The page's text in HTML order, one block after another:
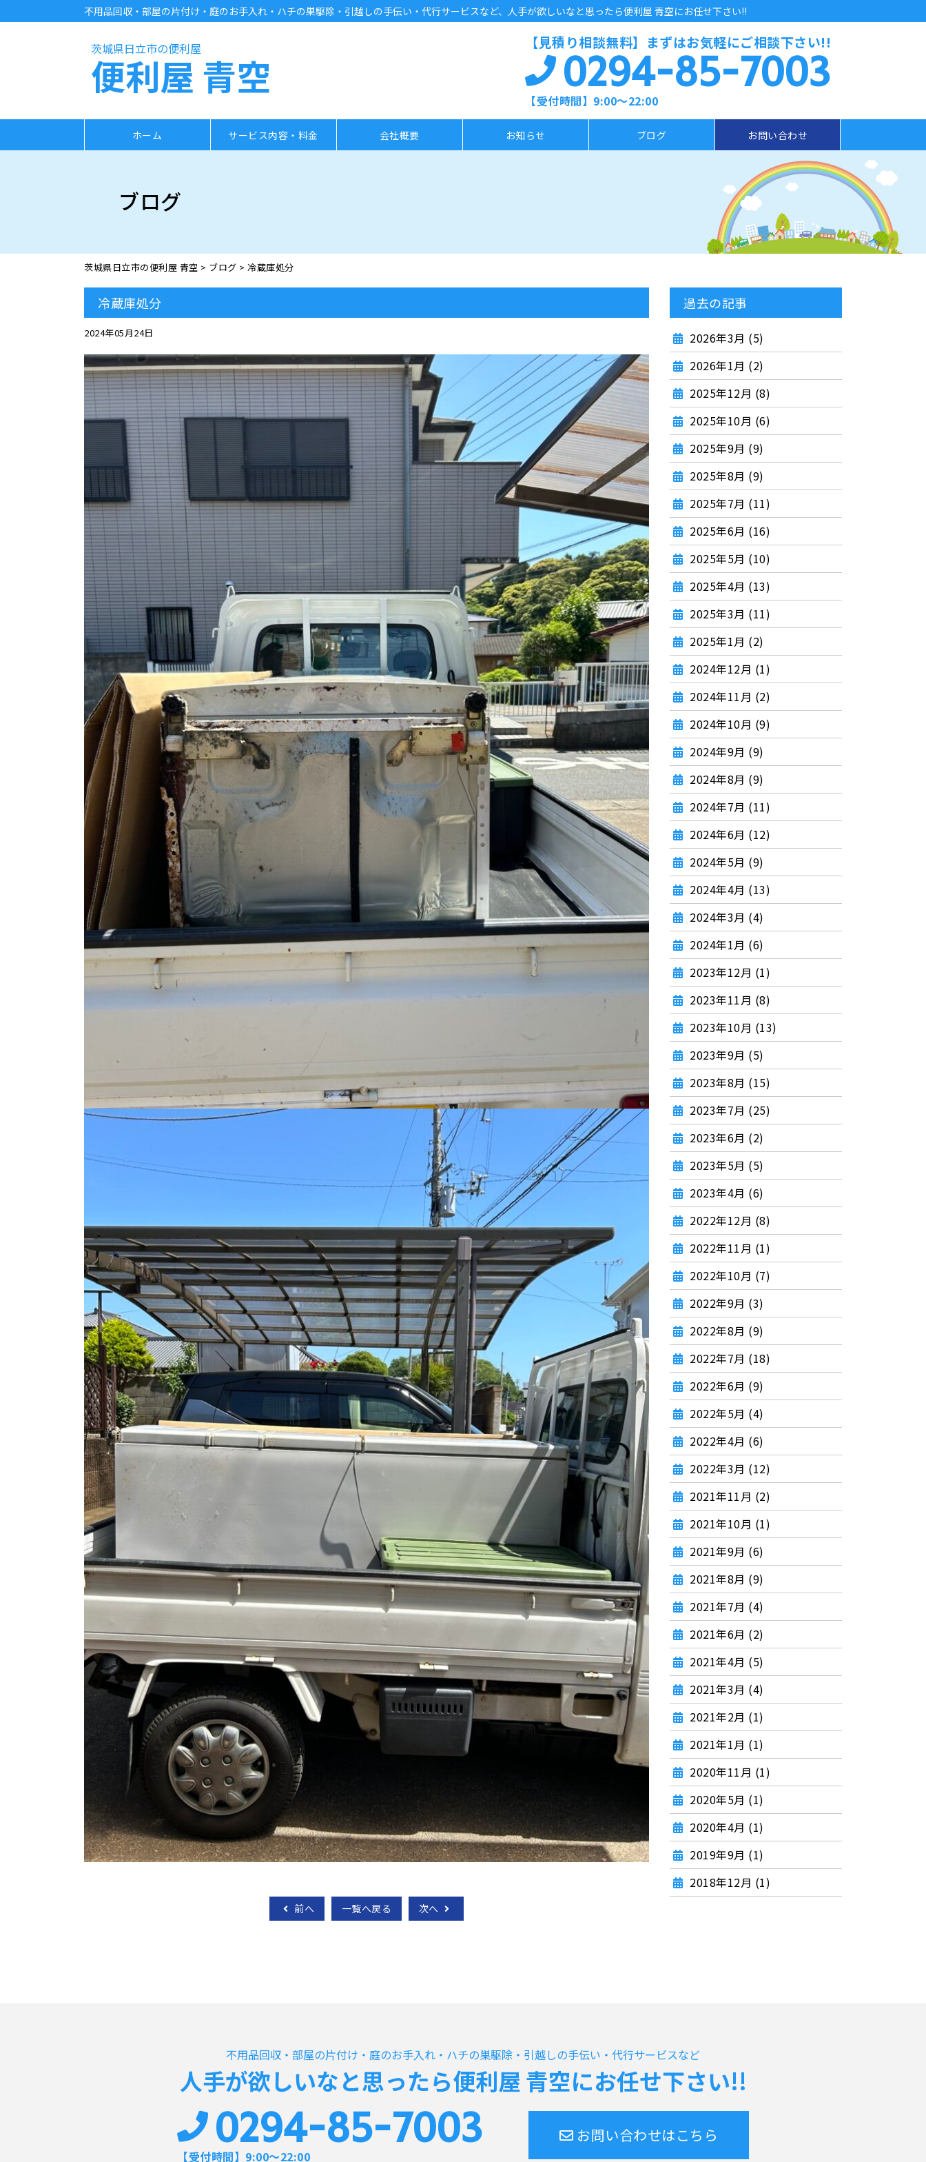
不用品回収・部屋の片付け・庭のお手入れ・ハチの巣駆除・引越しの手伝い・代行サービスなど、人手が欲しいなと思ったら便利屋 青空にお任せ下さい!!
茨城県日立市の便利屋
便利屋 青空
【見積り相談無料】まずはお気軽にご相談下さい!!
0294-85-7003
【受付時間】9:00～22:00
ホーム サービス内容・料金 会社概要 お知らせ ブログ お問い合わせ
ブログ
茨城県日立市の便利屋 青空 > ブログ > 冷蔵庫処分
冷蔵庫処分
2024年05月24日
前へ 一覧へ戻る 次へ
過去の記事
2026年3月 (5)
2026年1月 (2)
2025年12月 (8)
2025年10月 (6)
2025年9月 (9)
2025年8月 (9)
2025年7月 (11)
2025年6月 (16)
2025年5月 (10)
2025年4月 (13)
2025年3月 (11)
2025年1月 (2)
2024年12月 (1)
2024年11月 (2)
2024年10月 (9)
2024年9月 (9)
2024年8月 (9)
2024年7月 (11)
2024年6月 (12)
2024年5月 (9)
2024年4月 (13)
2024年3月 (4)
2024年1月 (6)
2023年12月 (1)
2023年11月 (8)
2023年10月 (13)
2023年9月 (5)
2023年8月 (15)
2023年7月 (25)
2023年6月 (2)
2023年5月 (5)
2023年4月 (6)
2022年12月 (8)
2022年11月 (1)
2022年10月 (7)
2022年9月 (3)
2022年8月 (9)
2022年7月 (18)
2022年6月 (9)
2022年5月 (4)
2022年4月 (6)
2022年3月 (12)
2021年11月 (2)
2021年10月 (1)
2021年9月 (6)
2021年8月 (9)
2021年7月 (4)
2021年6月 (2)
2021年4月 (5)
2021年3月 (4)
2021年2月 (1)
2021年1月 (1)
2020年11月 (1)
2020年5月 (1)
2020年4月 (1)
2019年9月 (1)
2018年12月 (1)
不用品回収・部屋の片付け・庭のお手入れ・ ハチの巣駆除・引越しの手伝い・代行サービスなど
人手が欲しいなと思ったら便利屋 青空にお任せ下さい!!
0294-85-7003
【受付時間】9:00～22:00
お問い合わせはこちら